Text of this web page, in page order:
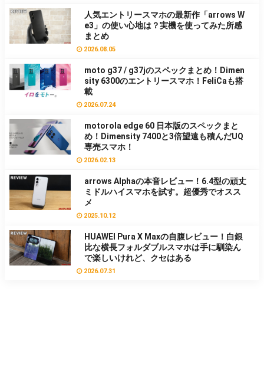
人気エントリースマホの最新作「arrows W
e3」の使い心地は？実機を使ってみた所感
まとめ
2026.08.05
moto g37 / g37jのスペックまとめ！Dimen
sity 6300のエントリースマホ！FeliCaも搭
載
2026.07.24
motorola edge 60 日本版のスペックまと
め！Dimensity 7400と3倍望遠も積んだUQ
専売スマホ！
2026.02.13
arrows Alphaの本音レビュー！6.4型の頑丈
ミドルハイスマホを試す。超優秀でオスス
メ
2025.10.12
HUAWEI Pura X Maxの自腹レビュー！白銀
比な横長フォルダブルスマホは手に馴染ん
で楽しいけれど、クセはある
2026.07.31